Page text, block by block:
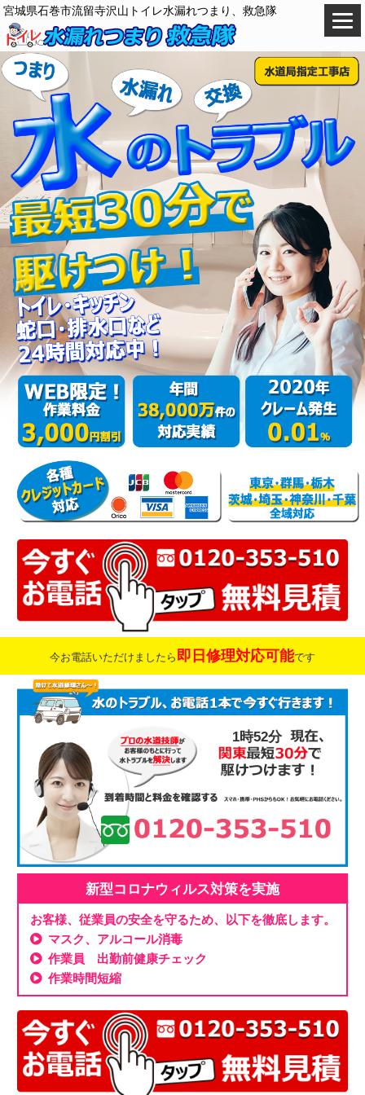
宮城県石巻市流留寺沢山トイレ水漏れつまり、救急隊
今お電話いただけましたら 即日修理対応可能です
1時52分
新型コロナウィルス対策を実施
お客様、従業員の安全を守るため、以下を徹底します。
マスク、アルコール消毒
作業員 出勤前健康チェック
作業時間短縮